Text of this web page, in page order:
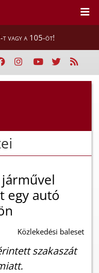
t vagy a 105-öt!
egy autó
Közlekedési baleset
szakaszát